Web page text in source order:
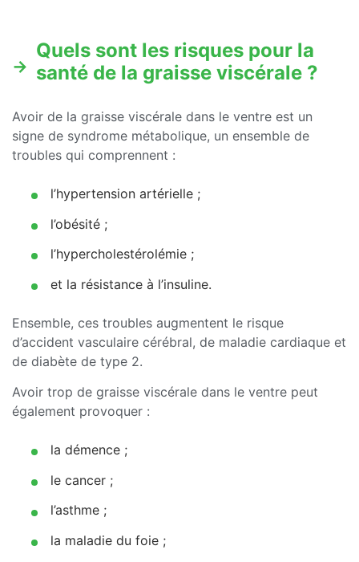
Quels sont les risques pour la
santé de la graisse viscérale ?
Avoir de la graisse viscérale dans le ventre est un
signe de syndrome métabolique, un ensemble de
troubles qui comprennent :
l’hypertension artérielle ;
l’obésité ;
l’hypercholestérolémie ;
et la résistance à l’insuline.
Ensemble, ces troubles augmentent le risque
d’accident vasculaire cérébral, de maladie cardiaque et
de diabète de type 2.
Avoir trop de graisse viscérale dans le ventre peut
également provoquer :
la démence ;
le cancer ;
l’asthme ;
la maladie du foie ;